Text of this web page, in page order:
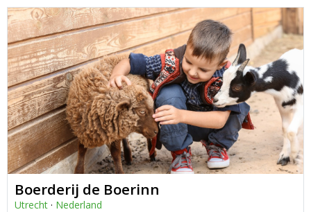
Boerderij de Boerinn
Utrecht · Nederland